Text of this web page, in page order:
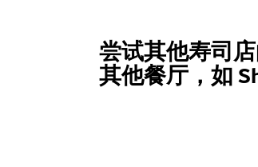
尝试其他寿司
其他餐厅，如